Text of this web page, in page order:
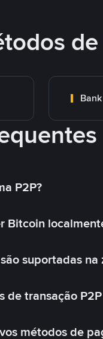
P2P?
Bitcoin
suportadas na
de transação P2P
métodos de